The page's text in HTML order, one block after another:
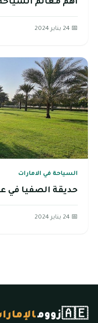
أهم معالم السياحة
📅 24 يناير 2024
السياحة في الامارات
حديقة الصفيا في
📅 24 يناير 2024
🇦🇪زووم